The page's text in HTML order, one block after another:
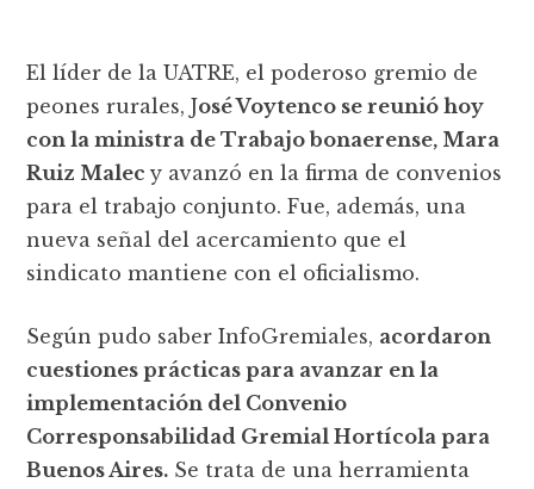
El líder de la UATRE, el poderoso gremio de
peones rurales, José Voytenco se reunió hoy
con la ministra de Trabajo bonaerense, Mara
Ruiz Malecy avanzó en la firma de convenios
para el trabajo conjunto. Fue, además, una
nueva señal del acercamiento que el
sindicato mantiene con el oficialismo.
Según pudo saber InfoGremiales, acordaron
cuestiones prácticas para avanzar en la
implementación del Convenio
Corresponsabilidad Gremial Hortícola para
Buenos Aires. Se trata de una herramienta